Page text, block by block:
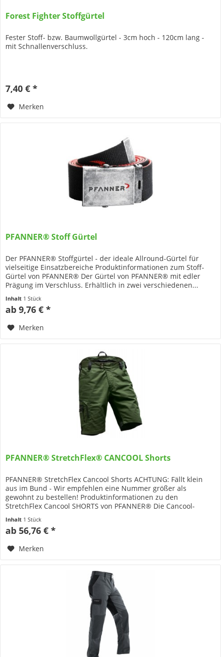
Forest Fighter Stoffgürtel
Fester Stoff- bzw. Baumwollgürtel - 3cm hoch - 120cm lang -
mit Schnallenverschluss.
7,40 € *
Merken
PFANNER® Stoff Gürtel
Der PFANNER® Stoffgürtel - der ideale Allround-Gürtel für
vielseitige Einsatzbereiche Produktinformationen zum Stoff-
Gürtel von PFANNER® Der Gürtel von PFANNER® mit edler
Prägung im Verschluss. Erhältlich in zwei verschiedenen...
Inhalt 1 Stück
ab 9,76 € *
Merken
PFANNER® StretchFlex® CANCOOL Shorts
PFANNER® StretchFlex Cancool Shorts ACHTUNG: Fällt klein
aus im Bund - Wir empfehlen eine Nummer größer als
gewohnt zu bestellen! Produktinformationen zu den
StretchFlex Cancool SHORTS von PFANNER® Die Cancool-
Inhalt 1 Stück
ab 56,76 € *
Merken